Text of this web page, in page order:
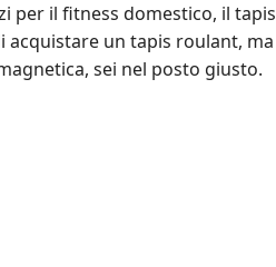
per il fitness domestico, il tapis
acquistare un tapis roulant, ma
sei nel posto giusto.